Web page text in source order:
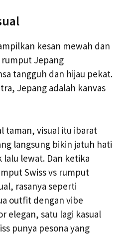
kesan mewah dan
Jepang
tangguh dan hijau pekat.
Jepang adalah kanvas
taman, visual itu ibarat
langsung bikin jatuh hati
lalu lewat. Dan ketika
Swiss vs rumput
rasanya seperti
outfit dengan vibe
elegan, satu lagi kasual
punya pesona yang